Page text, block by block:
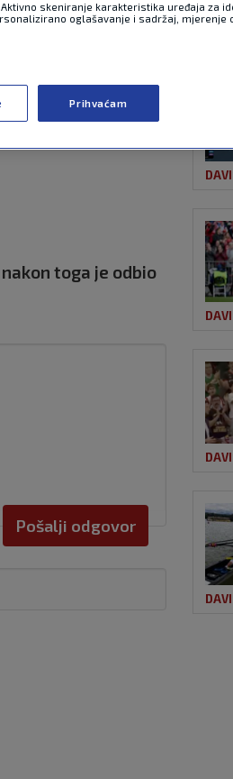
Davis
nakon
toga je odbio
Pošalji odgovor
skeniranje karakteristika uređaja za
oglašavanje i sadržaj, mjerenje
Prihvaćam